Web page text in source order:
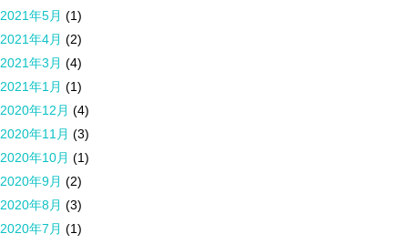
2021年5月 (1)
2021年4月 (2)
2021年3月 (4)
2021年1月 (1)
2020年12月 (4)
2020年11月 (3)
2020年10月 (1)
2020年9月 (2)
2020年8月 (3)
2020年7月 (1)